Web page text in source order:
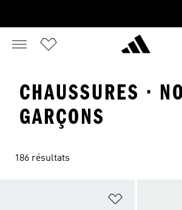
CHAUSSURES ·
GARÇONS
186 résultats
Ajouter à la